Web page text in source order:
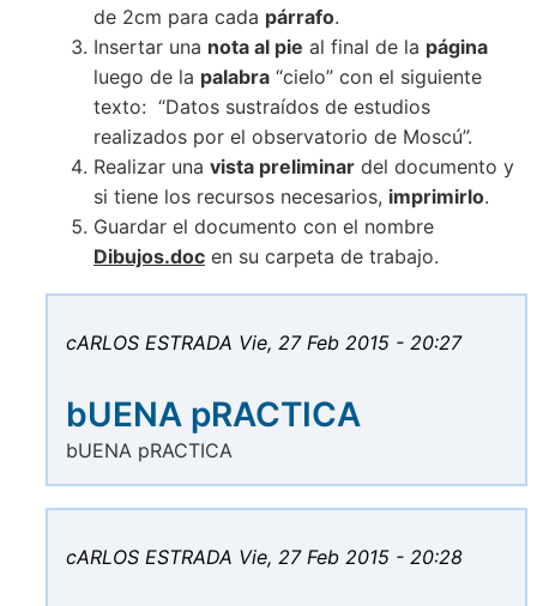
de 2cm para cada párrafo.
Insertar una nota al pie al final de la página
luego de la palabra “cielo” con el siguiente
texto: “Datos sustraídos de estudios
realizados por el observatorio de Moscú”.
Realizar una vista preliminar del documento y
si tiene los recursos necesarios, imprimirlo.
Guardar el documento con el nombre
Dibujos.doc en su carpeta de trabajo.
cARLOS ESTRADA Vie, 27 Feb 2015 - 20:27
bUENA pRACTICA
bUENA pRACTICA
cARLOS ESTRADA Vie, 27 Feb 2015 - 20:28